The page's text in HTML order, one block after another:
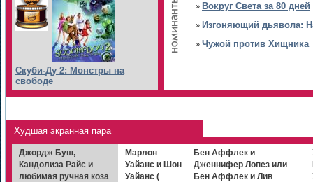
Скуби-Ду 2: Монстры на
свободе
» Вокруг Света за 80 дней
» Изгоняющий дьявола:
» Чужой против Хищника
Худшая экранная пара
Джордж Буш,
Кандолиза Райс и
любимая ручная коза
Марлон
Уайанс и Шон
Уайанс (
Бен Аффлек и
Дженнифер Лопез или
Бен Аффлек и Лив